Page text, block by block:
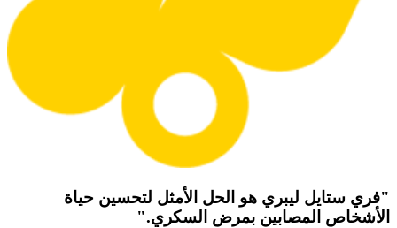
"فري ستايل ليبري هو الحل الأمثل لتحسين حياة
الأشخاص المصابين بمرض السكري."